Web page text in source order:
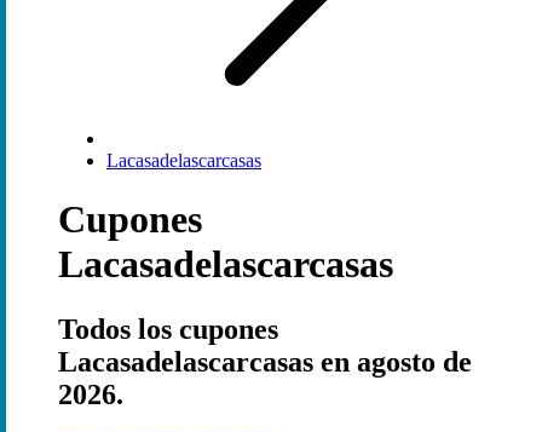
Lacasadelascarcasas
Cupones
Lacasadelascarcasas
Todos los cupones
Lacasadelascarcasas en agosto de
2026.